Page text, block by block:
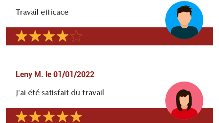
Travail efficace
Leny M. le 01/01/2022
J'ai été satisfait du travail